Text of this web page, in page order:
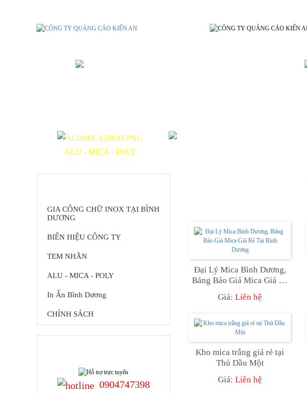
ALU - MICA - POLY
GIA CÔNG CHỮ INOX TẠI BÌNH
DƯƠNG
BIỂN HIỆU CÔNG TY
TEM NHÃN
ALU - MICA - POLY
In Ấn Bình Dương
CHÍNH SÁCH
0904747398
Đại Lý Mica Bình Dương,
Bảng Báo Giá Mica Giá Rẻ
Giá: Liên hệ
Kho mica trắng giá rẻ tại
Thủ Dầu Một
Giá: Liên hệ